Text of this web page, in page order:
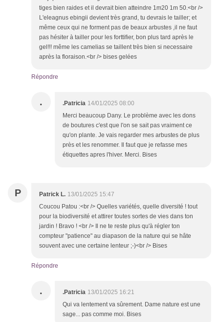
tiges bien raides et il devrait bien atteindre 1m20 1m 50.<br />
L'eleagnus ebingii devient très grand, tu devrais le tailler; et
même ceux qui ne forment pas de beaux arbustes ,il ne faut
pas hésiter à tailler pour les forttifier, bon plus tard après le
gel!!! même les camelias se taillent très bien si necessaire
après la floraison.<br /> bises gelées
Répondre
. .Patricia 14/01/2025 08:00
Merci beaucoup Dany. Le problème avec les dons
de boutures c'est que l'on se sait pas vraiment ce
qu'on plante. Je vais regarder mes arbustes de plus
près et les renommer. Il faut que je refasse mes
étiquettes apres l'hiver. Merci. Bises
P Patrick L. 13/01/2025 15:47
Coucou Patou :<br /> Quelles variétés, quelle diversité ! tout
pour la biodiversité et attirer toutes sortes de vies dans ton
jardin ! Bravo ! <br /> Il ne te reste plus qu'à régler ton
compteur "patience" au diapason de la nature qui se hâte
souvent avec une certaine lenteur ;-)<br /> Bises
Répondre
. .Patricia 13/01/2025 16:21
Qui va lentement va sûrement. Dame nature est une
sage... pas comme moi. Bises